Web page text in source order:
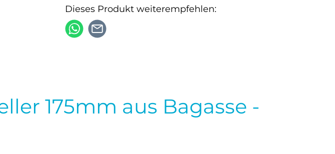
Dieses Produkt weiterempfehlen:
175mm aus Bagasse -